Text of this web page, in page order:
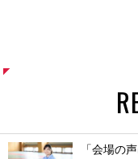
「会場の